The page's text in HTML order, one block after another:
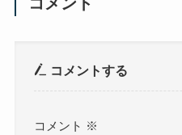
コメントする
コメント ※